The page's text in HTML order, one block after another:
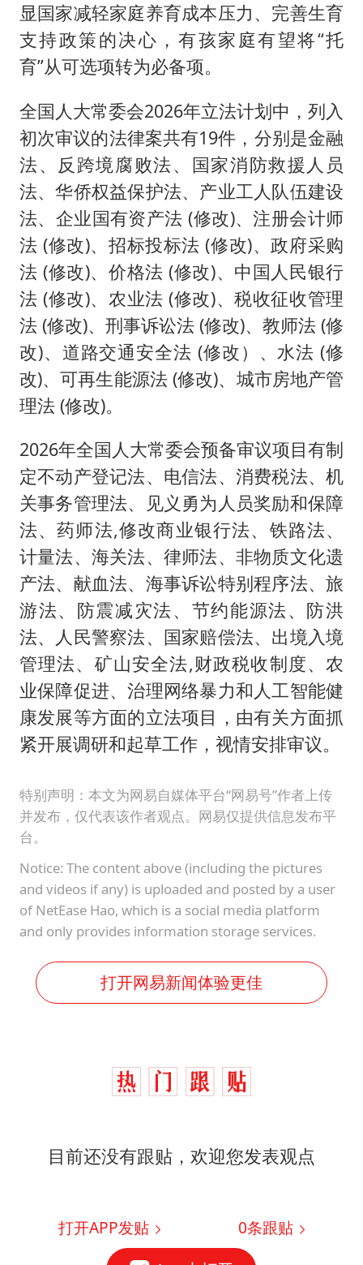
显国家减轻家庭养育成本压力、完善生育
支持政策的决心，有孩家庭有望将“托
育”从可选项转为必备项。
全国人大常委会2026年立法计划中，列入
初次审议的法律案共有19件，分别是金融
法、反跨境腐败法、国家消防救援人员
法、华侨权益保护法、产业工人队伍建设
法、企业国有资产法 (修改)、注册会计师
法 (修改)、招标投标法 (修改)、政府采购
法 (修改)、价格法 (修改)、中国人民银行
法 (修改)、农业法 (修改)、税收征收管理
法 (修改)、刑事诉讼法 (修改)、教师法 (修
改)、道路交通安全法 (修改）、水法 (修
改)、可再生能源法 (修改)、城市房地产管
理法 (修改)。
2026年全国人大常委会预备审议项目有制
定不动产登记法、电信法、消费税法、机
关事务管理法、见义勇为人员奖励和保障
法、药师法,修改商业银行法、铁路法、
计量法、海关法、律师法、非物质文化遗
产法、献血法、海事诉讼特别程序法、旅
游法、防震减灾法、节约能源法、防洪
法、人民警察法、国家赔偿法、出境入境
管理法、矿山安全法,财政税收制度、农
业保障促进、治理网络暴力和人工智能健
康发展等方面的立法项目，由有关方面抓
紧开展调研和起草工作，视情安排审议。
特别声明：本文为网易自媒体平台“网易号”作者上传
并发布，仅代表该作者观点。网易仅提供信息发布平
台。
Notice: The content above (including the pictures
and videos if any) is uploaded and posted by a user
of NetEase Hao, which is a social media platform
and only provides information storage services.
打开网易新闻体验更佳
目前还没有跟贴，欢迎您发表观点
打开APP发贴 0条跟贴